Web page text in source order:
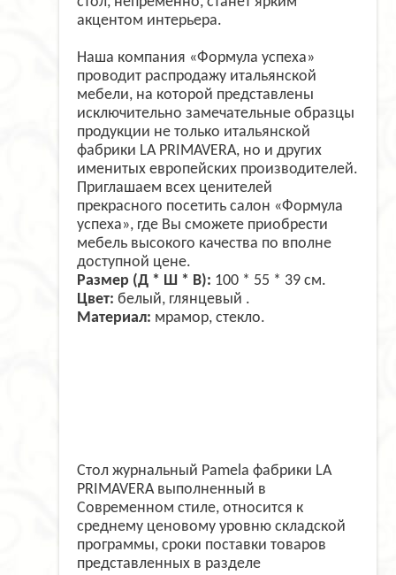
акцентом интерьера.
Наша компания «Формула успеха»
проводит распродажу итальянской
мебели, на которой представлены
исключительно замечательные образцы
продукции не только итальянской
фабрики LA PRIMAVERA, но и других
именитых европейских производителей.
Приглашаем всех ценителей
прекрасного посетить салон «Формула
успеха», где Вы сможете приобрести
мебель высокого качества по вполне
доступной цене.
Размер (Д * Ш * В): 100 * 55 * 39 см.
Цвет: белый, глянцевый .
Материал: мрамор, стекло.
Стол журнальный Pamela фабрики LA
PRIMAVERA выполненный в
Современном стиле, относится к
среднему ценовому уровню складской
программы, сроки поставки товаров
представленных в разделе